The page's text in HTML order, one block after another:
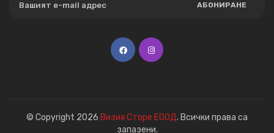
АБОНИРАНЕ
© Copyright 2026 Визия Сторе ЕООД. Всички права са
запазени.